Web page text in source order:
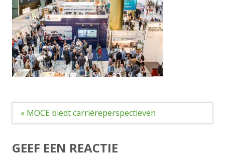
Bericht
« MOCE biedt carrièreperspectieven
GEEF EEN REACTIE